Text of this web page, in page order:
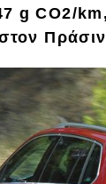
g CO2/km